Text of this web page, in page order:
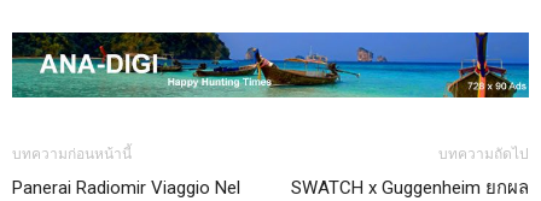
บทความก่อนหน้านี้
Panerai Radiomir Viaggio Nel
บทความถัดไป
SWATCH x Guggenheim ยกผล